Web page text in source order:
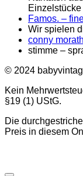
Einzelstücke
Famos. –
Wir spielen
conny morath
stimme –
© 2024
Kein
§19 (1) UStG.
Die
Preis in diesem